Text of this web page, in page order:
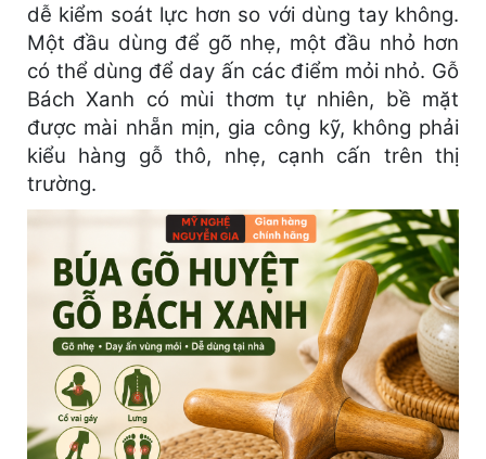
dễ kiểm soát lực hơn so với dùng tay không.
Một đầu dùng để gõ nhẹ, một đầu nhỏ hơn
có thể dùng để day ấn các điểm mỏi nhỏ. Gỗ
Bách Xanh có mùi thơm tự nhiên, bề mặt
được mài nhẵn mịn, gia công kỹ, không phải
kiểu hàng gỗ thô, nhẹ, cạnh cấn trên thị
trường.